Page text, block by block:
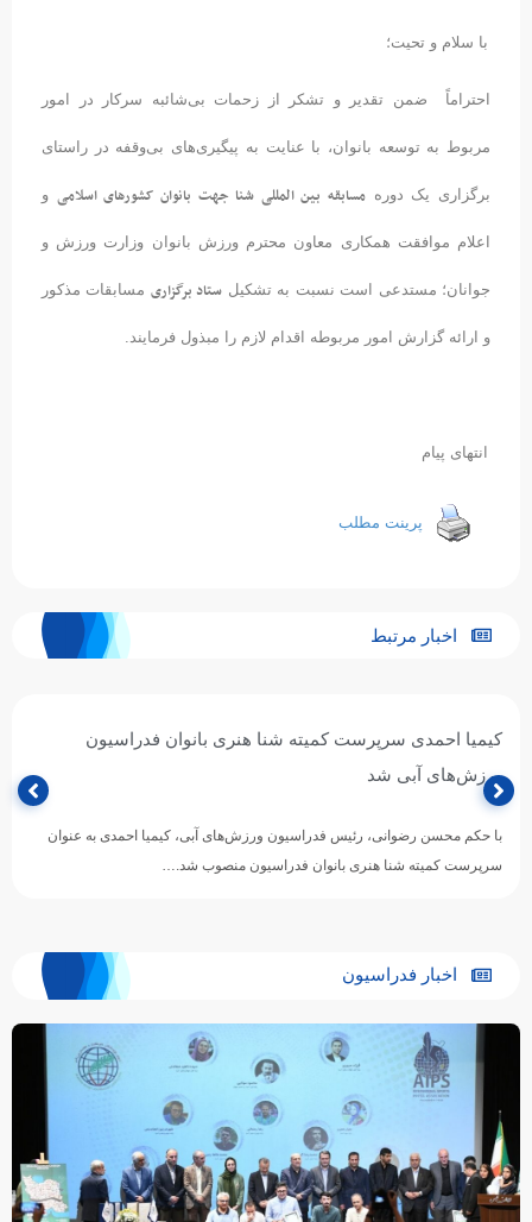
با سلام و تحیت؛
احتراماً ضمن تقدیر و تشکر از زحمات بی‌شائبه سرکار در امور
مربوط به توسعه بانوان، با عنایت به پیگیری‌های بی‌وقفه در راستای
برگزاری یک دوره مسابقه بین المللی شنا جهت بانوان کشورهای اسلامیو
اعلام موافقت همکاری معاون محترم ورزش بانوان وزارت ورزش و
جوانان؛ مستدعی است نسبت به تشکیل ستاد برگزاریمسابقات مذکور
و ارائه گزارش امور مربوطه اقدام لازم را مبذول فرمایند.
انتهای پیام
پرینت مطلب
اخبار مرتبط
کیمیا احمدی سرپرست کمیته شنا هنری بانوان فدراسیون
ورزش‌های آبی شد
با حکم محسن رضوانی، رئیس فدراسیون ورزش‌های آبی، کیمیا احمدی به عنوان
سرپرست کمیته شنا هنری بانوان فدراسیون منصوب شد.…
اخبار فدراسیون